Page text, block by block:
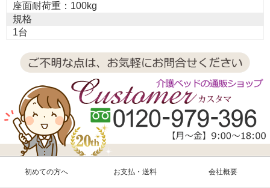
座面耐荷重：100kg
規格
1台
初めての方へ お支払・送料 会社概要